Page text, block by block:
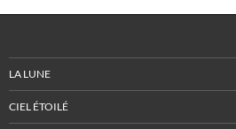
LA LUNE
CIEL ÉTOILÉ